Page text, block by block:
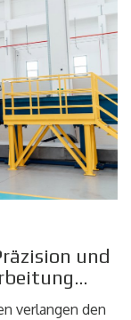
eine
und Hub
die
und
sind.
und
verlangen den